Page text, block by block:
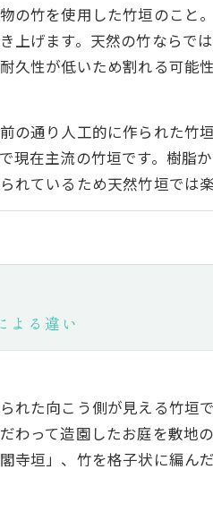
の竹を使用した竹垣のこと
上げます。天然の竹ならで
久性が低いため割れる可能
の通り人工的に作られた竹
現在主流の竹垣です。樹脂
れているため天然竹垣では
よる違い
れた向こう側が見える竹垣
わって造園したお庭を敷地
寺垣」、竹を格子状に編ん